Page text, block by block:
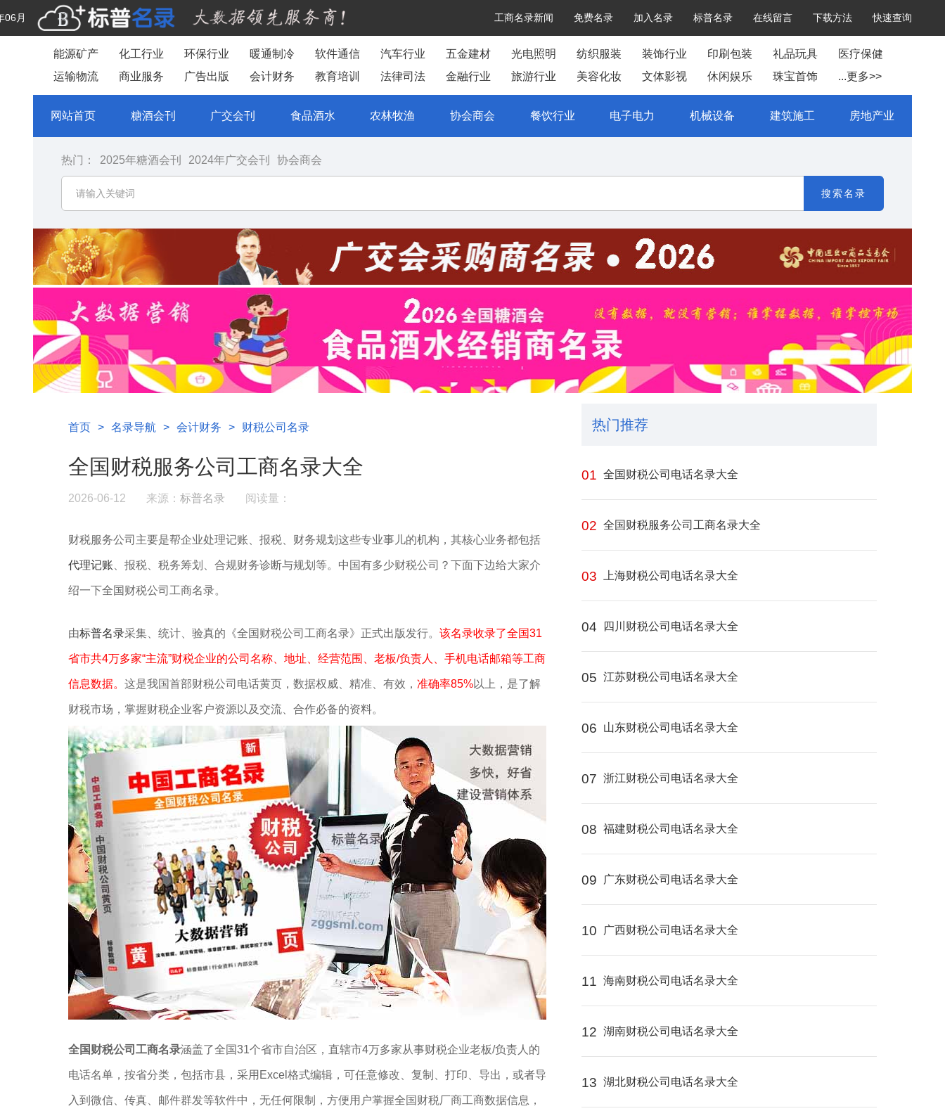
工商名录新闻 免费名录 加入名录 标普名录 在线留言 下载方法 快速查询
06月
能源矿产 化工行业 环保行业 暖通制冷 软件通信 汽车行业 五金建材 光电照明 纺织服装 装饰行业 印刷包装 礼品玩具
医疗保健
运输物流
商业服务 广告出版 会计财务 教育培训 法律司法 金融行业 旅游行业 美容化妆 文体影视 休闲娱乐 珠宝首饰 ...更多>>
网站首页 糖酒会刊 广交会刊 食品酒水 农林牧渔 协会商会 餐饮行业 电子电力 机械设备 建筑施工 房地产业
热门： 2025年糖酒会刊 2024年广交会刊 协会商会
搜索名录
首页 > 名录导航 > 会计财务 > 财税公司名录
全国财税服务公司工商名录大全
2026-06-12 来源： 标普名录 阅读量：
财税服务公司主要是帮企业处理记账、报税、财务规划这些专业事儿的机构，其核心业务都包括
代理记账 、报税、税务筹划、合规‌财务诊断与规划等。中国有多少财税公司？下面下边给大家介
绍一下全国财税公司工商名录。
由标普名录采集、统计、验真的《全国财税公司工商名录》正式出版发行。 该名录收录了全国31
省市共4万多家“主流”财税企业的公司名称、地址、经营范围、老板/负责人、手机电话邮箱等工商
信息数据。 这是我国首部财税公司电话黄页，数据权威、精准、有效， 准确率85%以上，是了解
财税市场，掌握财税企业客户资源以及交流、合作必备的资料。
全国财税公司工商名录涵盖了全国31个省市自治区，直辖市4万多家从事财税企业老板/负责人的
电话名单，按省分类，包括市县，采用Excel格式编辑，可任意修改、复制、打印、导出，或者导
入到微信、传真、邮件群发等软件中，无任何限制，方便用户掌握全国财税厂商工商数据信息，
热门推荐
01 全国财税公司电话名录大全
02 全国财税服务公司工商名录大全
03 上海财税公司电话名录大全
04 四川财税公司电话名录大全
05 江苏财税公司电话名录大全
06 山东财税公司电话名录大全
07 浙江财税公司电话名录大全
08 福建财税公司电话名录大全
09 广东财税公司电话名录大全
10 广西财税公司电话名录大全
11 海南财税公司电话名录大全
12 湖南财税公司电话名录大全
13 湖北财税公司电话名录大全